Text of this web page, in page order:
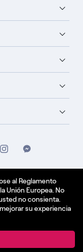
al Reglamento
Unión Europea. No
no consienta.
su experiencia
VAT code